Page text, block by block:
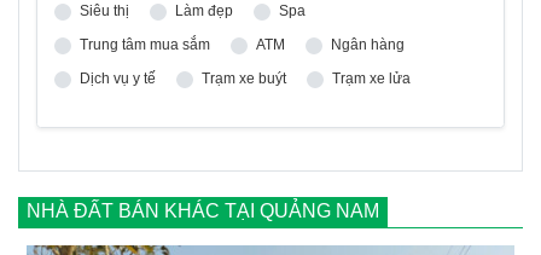
Siêu thị
Làm đẹp
Spa
Trung tâm mua sắm
ATM
Ngân hàng
Dịch vụ y tế
Trạm xe buýt Trạm xe lửa
NHÀ ĐẤT BÁN KHÁC TẠI QUẢNG NAM